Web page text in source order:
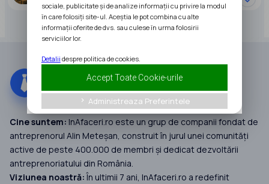
Cine suntem: InAfaceri.ro este un grup de companii fondat de
antreprenorul Alin Meteșan, construit în jurul unei comunități
active de peste 400.000 de membri și dedicat dezvoltării
antreprenoriatului din România.
Viziunea noastră:În ultimii 7 ani, InAfaceri.ro a redefinit
sociale, publicitate și de analize informații cu privire la modul
în care folosiți site-ul. Aceștia le pot combina cu alte
informații oferite de dvs. sau culese în urma folosirii
serviciilor lor.
Detalii despre politica de cookies.
Accept Toate Cookie-urile
keyboard_arrow_right Administreaza Preferintele